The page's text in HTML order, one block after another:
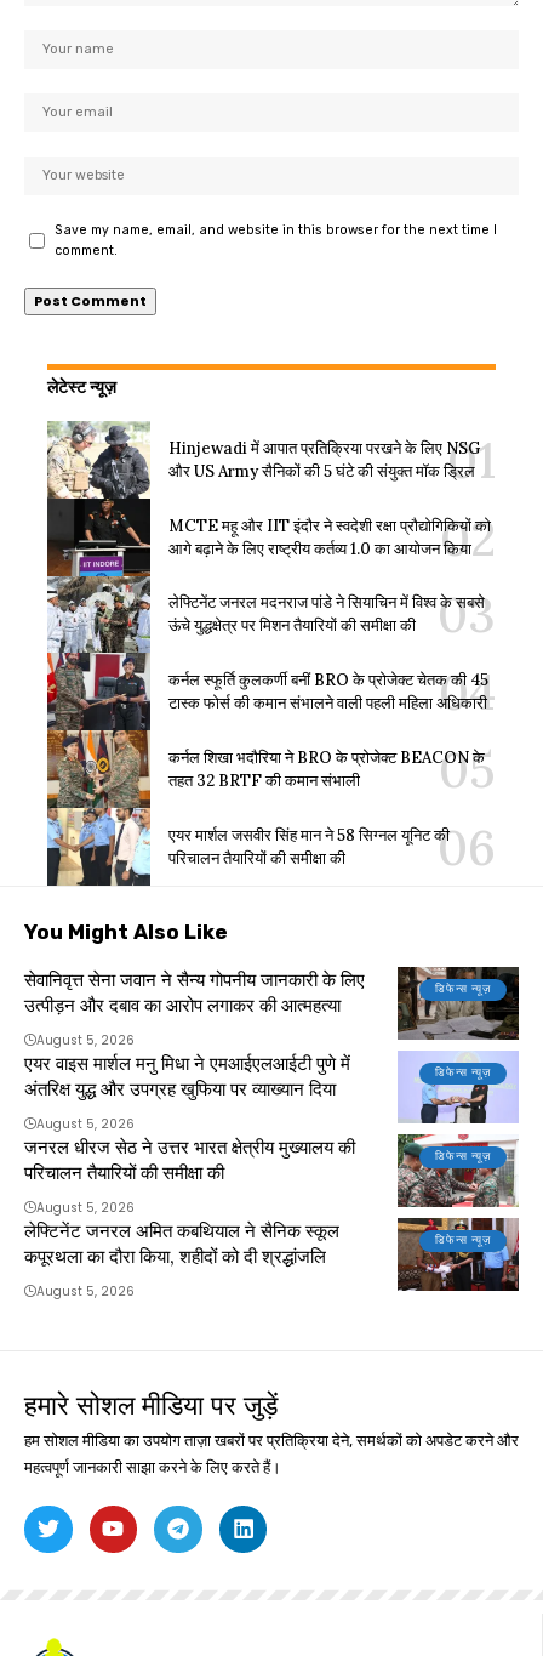
Save my name, email, and website in this browser for the next time I
comment.
लेटेस्ट न्यूज़
Hinjewadi में आपात प्रतिक्रिया परखने के लिए NSG
और US Army सैनिकों की 5 घंटे की संयुक्त मॉक ड्रिल
MCTE महू और IIT इंदौर ने स्वदेशी रक्षा प्रौद्योगिकियों को
आगे बढ़ाने के लिए राष्ट्रीय कर्तव्य 1.0 का आयोजन किया
लेफ्टिनेंट जनरल मदनराज पांडे ने सियाचिन में विश्व के सबसे
ऊंचे युद्धक्षेत्र पर मिशन तैयारियों की समीक्षा की
कर्नल स्फूर्ति कुलकर्णी बनीं BRO के प्रोजेक्ट चेतक की 45
टास्क फोर्स की कमान संभालने वाली पहली महिला अधिकारी
कर्नल शिखा भदौरिया ने BRO के प्रोजेक्ट BEACON के
तहत 32 BRTF की कमान संभाली
एयर मार्शल जसवीर सिंह मान ने 58 सिग्नल यूनिट की
परिचालन तैयारियों की समीक्षा की
You Might Also Like
डिफेन्स न्यूज़
सेवानिवृत्त सेना जवान ने सैन्य गोपनीय जानकारी के लिए
उत्पीड़न और दबाव का आरोप लगाकर की आत्महत्या
August 5, 2026
डिफेन्स न्यूज़
एयर वाइस मार्शल मनु मिधा ने एमआईएलआईटी पुणे में
अंतरिक्ष युद्ध और उपग्रह खुफिया पर व्याख्यान दिया
August 5, 2026
डिफेन्स न्यूज़
जनरल धीरज सेठ ने उत्तर भारत क्षेत्रीय मुख्यालय की
परिचालन तैयारियों की समीक्षा की
August 5, 2026
डिफेन्स न्यूज़
लेफ्टिनेंट जनरल अमित कबथियाल ने सैनिक स्कूल
कपूरथला का दौरा किया, शहीदों को दी श्रद्धांजलि
August 5, 2026
हमारे सोशल मीडिया पर जुड़ें
हम सोशल मीडिया का उपयोग ताज़ा खबरों पर प्रतिक्रिया देने, समर्थकों को अपडेट करने और
महत्वपूर्ण जानकारी साझा करने के लिए करते हैं।